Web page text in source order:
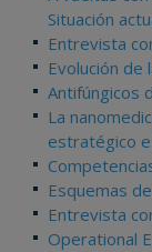
Situación
Entrevista
Evolución
Antifúngicos
La
estratégico
Esquemas
Entrevista
Operational